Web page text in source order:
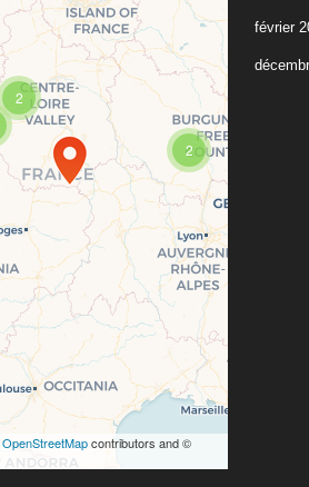
Travelers' Map is
loading...
If you see this after your
page is loaded
completely, leafletJS
files are missing.
2
2
OpenStreetMapcontributors and ©
février